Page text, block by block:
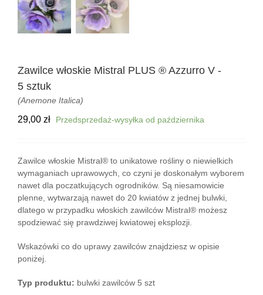
Zawilce włoskie Mistral PLUS ® Azzurro V -
5 sztuk
(Anemone Italica)
29,00 zł Przedsprzedaż-wysyłka od października
Zawilce włoskie Mistral® to unikatowe rośliny o niewielkich
wymaganiach uprawowych, co czyni je doskonałym wyborem
nawet dla poczatkujących ogrodników. Są niesamowicie
plenne, wytwarzają nawet do 20 kwiatów z jednej bulwki,
dlatego w przypadku włoskich zawilców Mistral® możesz
spodziewać się prawdziwej kwiatowej eksplozji.
Wskazówki co do uprawy zawilców znajdziesz w opisie
poniżej.
Typ produktu: bulwki zawilców 5 szt